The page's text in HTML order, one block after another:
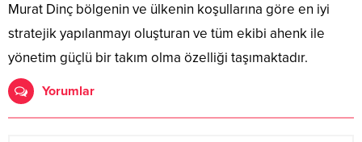
Murat Dinç bölgenin ve ülkenin koşullarına göre en iyi
stratejik yapılanmayı oluşturan ve tüm ekibi ahenk ile
yönetim güçlü bir takım olma özelliği taşımaktadır.
Yorumlar